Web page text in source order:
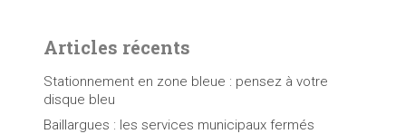
Articles récents
Stationnement en zone bleue : pensez à votre
disque bleu
Baillargues : les services municipaux fermés